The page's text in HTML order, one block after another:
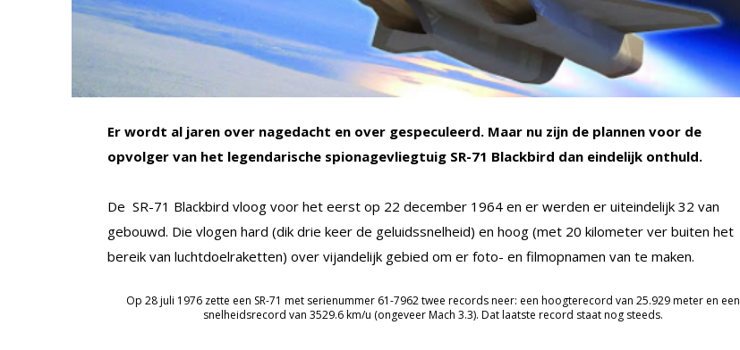
Er wordt al jaren over nagedacht en over gespeculeerd. Maar nu zijn de plannen voor de
opvolger van het legendarische spionagevliegtuig SR-71 Blackbird dan eindelijk onthuld.
De SR-71 Blackbird vloog voor het eerst op 22 december 1964 en er werden er uiteindelijk 32 van
gebouwd. Die vlogen hard (dik drie keer de geluidssnelheid) en hoog (met 20 kilometer ver buiten het
bereik van luchtdoelraketten) over vijandelijk gebied om er foto- en filmopnamen van te maken.
Op 28 juli 1976 zette een SR-71 met serienummer 61-7962 twee records neer: een hoogterecord van 25.929 meter en een
snelheidsrecord van 3529.6 km/u (ongeveer Mach 3.3). Dat laatste record staat nog steeds.